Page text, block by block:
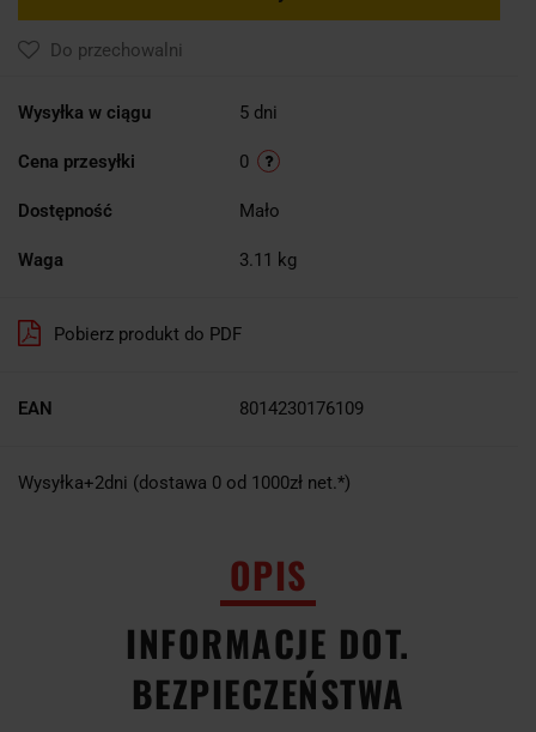
Do przechowalni
Wysyłka w ciągu 5 dni
Cena przesyłki 0
Dostępność Mało
Waga 3.11 kg
Pobierz produkt do PDF
EAN 8014230176109
Wysyłka+2dni (dostawa 0 od 1000zł net.*)
OPIS
INFORMACJE DOT.
BEZPIECZEŃSTWA